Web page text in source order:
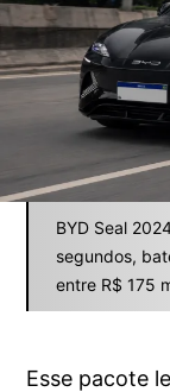
BYD Seal
segundos,
entre R$ 175
Esse pacote